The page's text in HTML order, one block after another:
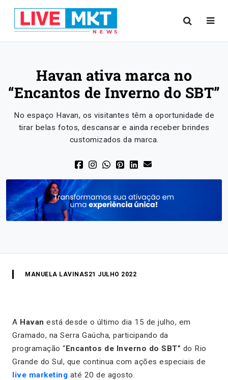
Havan ativa marca no
“Encantos de Inverno do SBT”
No espaço Havan, os visitantes têm a oportunidade de
tirar belas fotos, descansar e ainda receber brindes
customizados da marca.
MANUELA LAVINAS21 JULHO 2022
A Havan está desde o último dia 15 de julho, em
Gramado, na Serra Gaúcha, participando da
programação “Encantos de Inverno do SBT” do Rio
Grande do Sul, que continua com ações especiais de
live marketing até 20 de agosto.